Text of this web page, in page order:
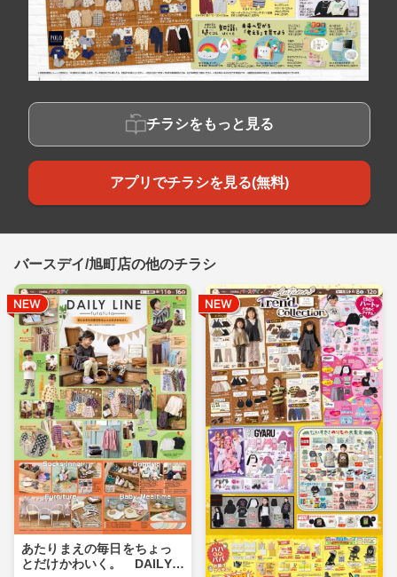
チラシをもっと見る
アプリでチラシを見る(無料)
バースデイ/旭町店の他のチラシ
あたりまえの毎日をちょっ
とだけかわいく。 DAILY L